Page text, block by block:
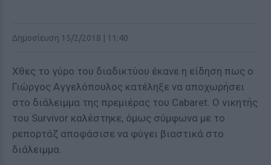
Δημοσίευση 15/2/2018 | 11:40
Χθες το γύρο του διαδικτύου έκανε η είδηση πως ο
Γιώργος Αγγελόπουλος κατέληξε να αποχωρήσει
στο διάλειμμα της πρεμιέρας του Cabaret. Ο νικητής
του Survivor καλέστηκε, όμως σύμφωνα με το
ρεπορτάζ αποφάσισε να φύγει βιαστικά στο
διάλειμμα.